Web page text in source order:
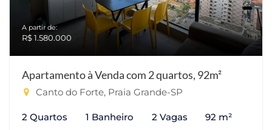
A partir de:
R$ 1.580.000
Apartamento à Venda com 2 quartos, 92m²
Canto do Forte, Praia Grande-SP
2 Quartos 1 Banheiro 2 Vagas 92 m²